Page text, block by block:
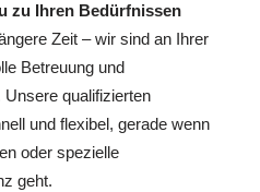
zu Ihren Bedürfnissen
Zeit – wir sind an Ihrer
Betreuung und
Unsere qualifizierten
und flexibel, gerade wenn
oder spezielle
geht.